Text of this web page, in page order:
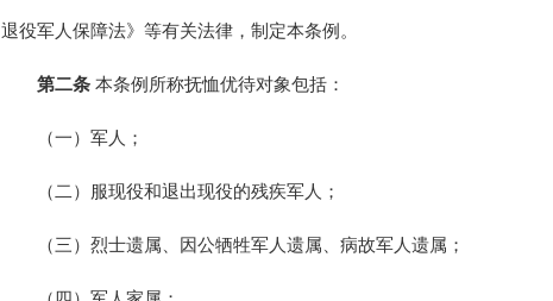
退役军人保障法》等有关法律，制定本条例。
第二条 本条例所称抚恤优待对象包括：
（一）军人；
（二）服现役和退出现役的残疾军人；
（三）烈士遗属、因公牺牲军人遗属、病故军人遗属；